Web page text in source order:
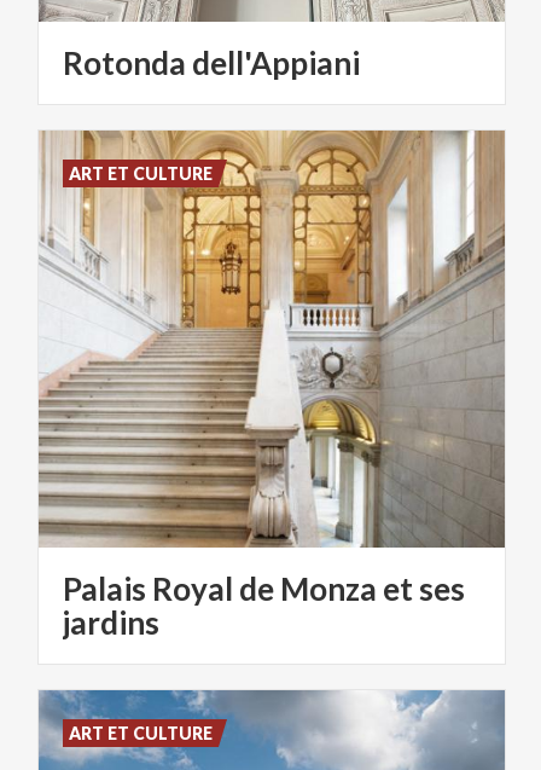
Rotonda dell'Appiani
Palais Royal de Monza et ses
jardins
ART ET CULTURE
ART ET CULTURE